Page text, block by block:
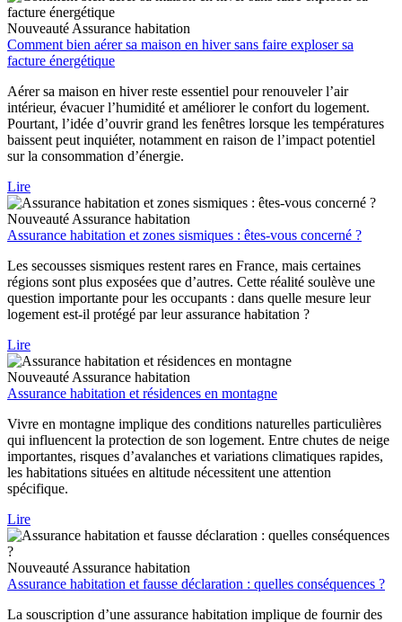
Nouveauté Assurance habitation
Comment bien aérer sa maison en hiver sans faire exploser sa
facture énergétique
Aérer sa maison en hiver reste essentiel pour renouveler l’air
intérieur, évacuer l’humidité et améliorer le confort du logement.
Pourtant, l’idée d’ouvrir grand les fenêtres lorsque les températures
baissent peut inquiéter, notamment en raison de l’impact potentiel
sur la consommation d’énergie.
Lire
Nouveauté Assurance habitation
Assurance habitation et zones sismiques : êtes-vous concerné ?
Les secousses sismiques restent rares en France, mais certaines
régions sont plus exposées que d’autres. Cette réalité soulève une
question importante pour les occupants : dans quelle mesure leur
logement est-il protégé par leur assurance habitation ?
Lire
Nouveauté Assurance habitation
Assurance habitation et résidences en montagne
Vivre en montagne implique des conditions naturelles particulières
qui influencent la protection de son logement. Entre chutes de neige
importantes, risques d’avalanches et variations climatiques rapides,
les habitations situées en altitude nécessitent une attention
spécifique.
Lire
Nouveauté Assurance habitation
Assurance habitation et fausse déclaration : quelles conséquences ?
La souscription d’une assurance habitation implique de fournir des